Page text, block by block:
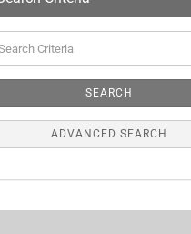
SEARCH
ADVANCED SEARCH